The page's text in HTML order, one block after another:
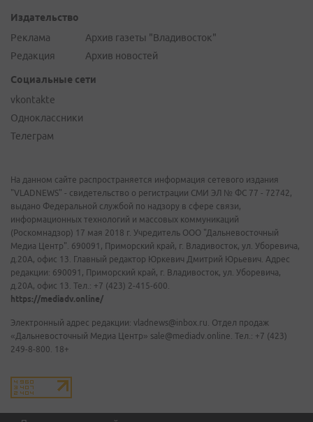
Издательство
Реклама
Редакция
Архив газеты "Владивосток"
Архив новостей
Социальные сети
vkontakte
Одноклассники
Телеграм
На данном сайте распространяется информация сетевого издания
"VLADNEWS" - свидетельство о регистрации СМИ ЭЛ № ФС 77 - 72742,
выдано Федеральной службой по надзору в сфере связи,
информационных технологий и массовых коммуникаций
(Роскомнадзор) 17 мая 2018 г. Учредитель ООО "Дальневосточный
Медиа Центр". 690091, Приморский край, г. Владивосток, ул. Уборевича,
д.20А, офис 13. Главный редактор Юркевич Дмитрий Юрьевич. Адрес
редакции: 690091, Приморский край, г. Владивосток, ул. Уборевича,
д.20А, офис 13. Тел.: +7 (423) 2-415-600.
https://mediadv.online/
Электронный адрес редакции: vladnews@inbox.ru. Отдел продаж
«Дальневосточный Медиа Центр» sale@mediadv.online. Тел.: +7 (423)
249-8-800. 18+